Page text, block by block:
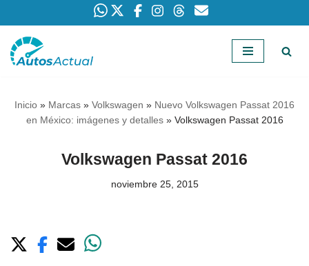
Saltar
Inicio » Marcas » Volkswagen » Nuevo Volkswagen Passat 2016
en México: imágenes y detalles» Volkswagen Passat 2016
Volkswagen Passat 2016
noviembre 25, 2015